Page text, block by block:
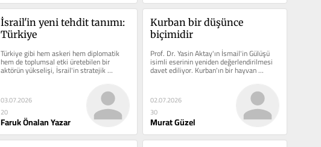
İsrail'in yeni tehdit tanımı:
Türkiye
Türkiye gibi hem askeri hem diplomatik
hem de toplumsal etki üretebilen bir
aktörün yükselişi, İsrail'in stratejik
hesaplamalarını...
03.07.2026
20
Faruk Önalan Yazar
Kurban bir düşünce
biçimidir
Prof. Dr. Yasin Aktay'ın İsmail'in Gülüşü
isimli eserinin yeniden değerlendirilmesi
davet ediliyor. Kurban'ın bir hayvan
02.07.2026
30
Murat Güzel